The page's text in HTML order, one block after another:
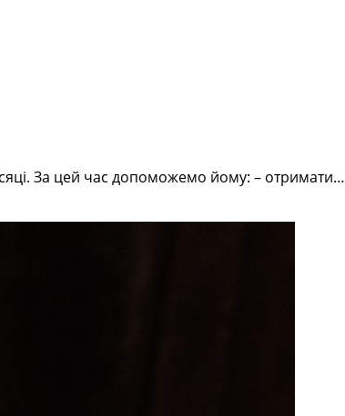
За цей час допоможемо йому: – отримати…